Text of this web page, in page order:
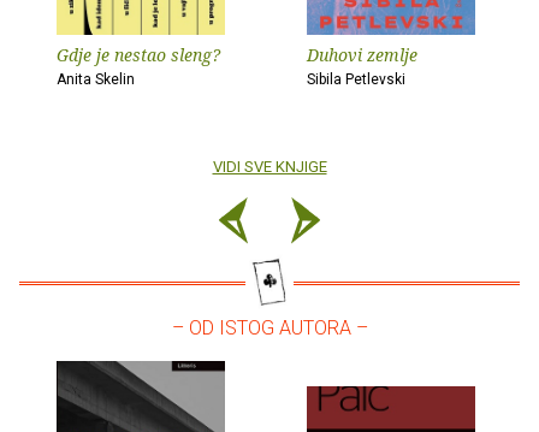
Gdje je nestao sleng?
Anita Skelin
Duhovi zemlje
Sibila Petlevski
VIDI SVE KNJIGE
– OD ISTOG AUTORA –